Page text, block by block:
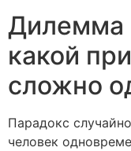
Дилемма
какой
сложно
Парадокс
человек